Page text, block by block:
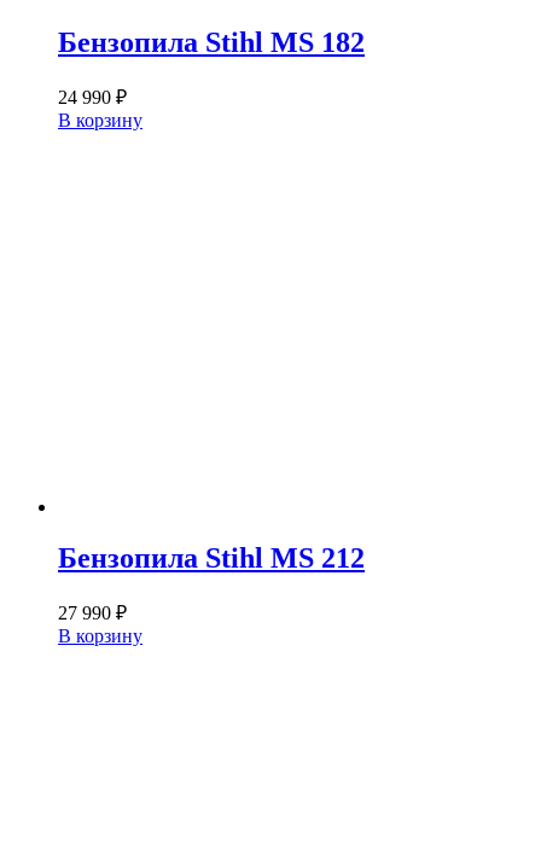
Бензопила Stihl MS 182
24 990 ₽
В корзину
Бензопила Stihl MS 212
27 990 ₽
В корзину